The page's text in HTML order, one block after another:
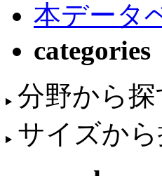
本データ
categories
分野から探
サイズか